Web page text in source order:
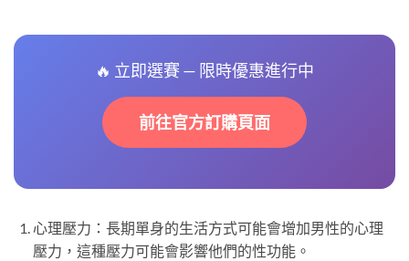
🔥 立即選賽 — 限時優惠進行中
前往官方訂購頁面
心理壓力：長期單身的生活方式可能會增加男性的心理
壓力，這種壓力可能會影響他們的性功能。